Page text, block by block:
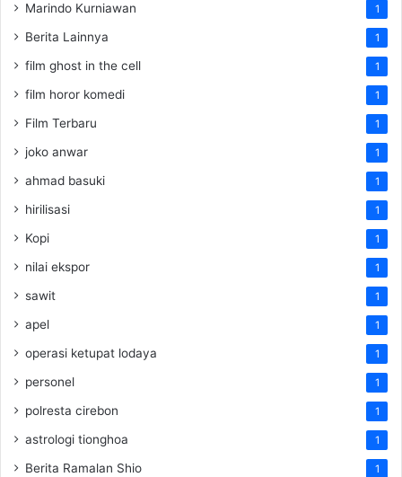
Marindo Kurniawan 1
Berita Lainnya 1
film ghost in the cell 1
film horor komedi 1
Film Terbaru 1
joko anwar 1
ahmad basuki 1
hirilisasi 1
Kopi 1
nilai ekspor 1
sawit 1
apel 1
operasi ketupat lodaya 1
personel 1
polresta cirebon 1
astrologi tionghoa 1
Berita Ramalan Shio 1